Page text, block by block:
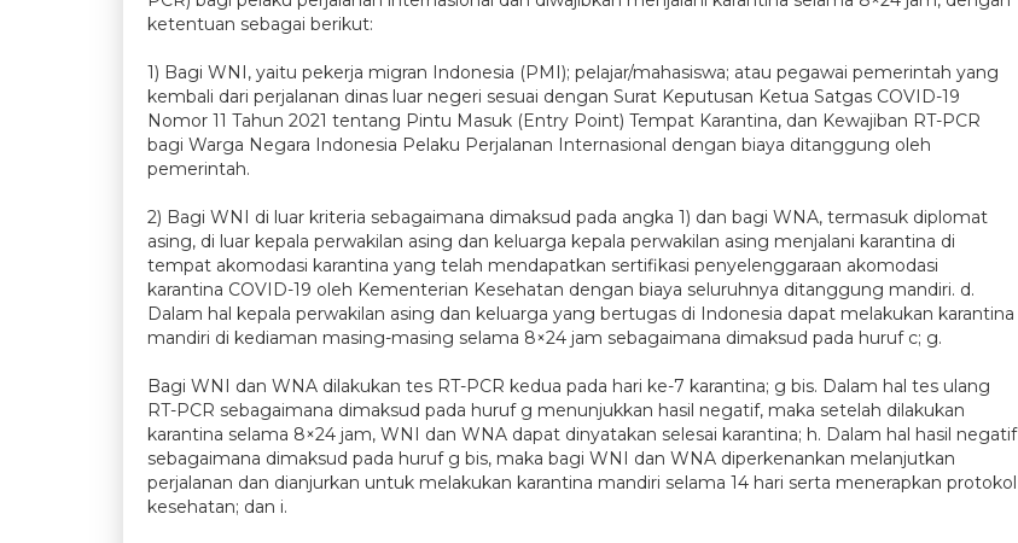
ketentuan sebagai berikut:
1) Bagi WNI, yaitu pekerja migran Indonesia (PMI); pelajar/mahasiswa; atau pegawai pemerintah yang
kembali dari perjalanan dinas luar negeri sesuai dengan Surat Keputusan Ketua Satgas COVID-19
Nomor 11 Tahun 2021 tentang Pintu Masuk (Entry Point) Tempat Karantina, dan Kewajiban RT-PCR
bagi Warga Negara Indonesia Pelaku Perjalanan Internasional dengan biaya ditanggung oleh
pemerintah.
2) Bagi WNI di luar kriteria sebagaimana dimaksud pada angka 1) dan bagi WNA, termasuk diplomat
asing, di luar kepala perwakilan asing dan keluarga kepala perwakilan asing menjalani karantina di
tempat akomodasi karantina yang telah mendapatkan sertifikasi penyelenggaraan akomodasi
karantina COVID-19 oleh Kementerian Kesehatan dengan biaya seluruhnya ditanggung mandiri. d.
Dalam hal kepala perwakilan asing dan keluarga yang bertugas di Indonesia dapat melakukan karantina
mandiri di kediaman masing-masing selama 8×24 jam sebagaimana dimaksud pada huruf c; g.
Bagi WNI dan WNA dilakukan tes RT-PCR kedua pada hari ke-7 karantina; g bis. Dalam hal tes ulang
RT-PCR sebagaimana dimaksud pada huruf g menunjukkan hasil negatif, maka setelah dilakukan
karantina selama 8×24 jam, WNI dan WNA dapat dinyatakan selesai karantina; h. Dalam hal hasil negatif
sebagaimana dimaksud pada huruf g bis, maka bagi WNI dan WNA diperkenankan melanjutkan
perjalanan dan dianjurkan untuk melakukan karantina mandiri selama 14 hari serta menerapkan protokol
kesehatan; dan i.